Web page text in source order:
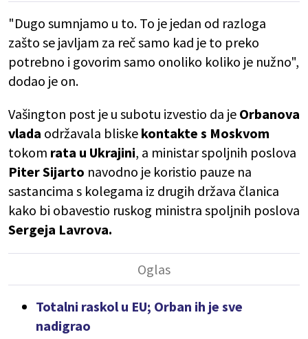
"Dugo sumnjamo u to. To je jedan od razloga
zašto se javljam za reč samo kad je to preko
potrebno i govorim samo onoliko koliko je nužno",
dodao je on.
Vašington post je u subotu izvestio da je Orbanova
vlada održavala bliske kontakte s Moskvom
tokom rata u Ukrajini, a ministar spoljnih poslova
Piter Sijarto navodno je koristio pauze na
sastancima s kolegama iz drugih država članica
kako bi obavestio ruskog ministra spoljnih poslova
Sergeja Lavrova.
Totalni raskol u EU; Orban ih je sve
nadigrao